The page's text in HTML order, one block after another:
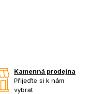
Kamenná prodejna
Přijeďte si k nám
vybrat